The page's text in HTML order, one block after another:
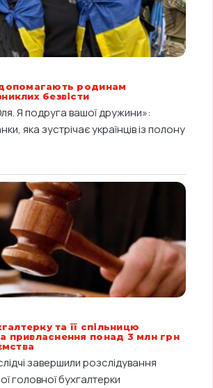
допомагають родинам
безвісти
Я подруга вашої дружини»:
яка зустрічає українців із полону
та її спільницю
привласнення понад 3 млн грн
завершили розслідування
головної бухгалтерки